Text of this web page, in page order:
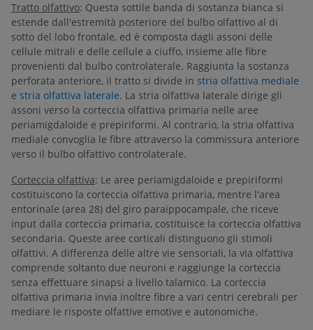
Tratto olfattivo: Questa sottile banda di sostanza bianca si
estende dall'estremità posteriore del bulbo olfattivo al di
sotto del lobo frontale, ed è composta dagli assoni delle
cellule mitrali e delle cellule a ciuffo, insieme alle fibre
provenienti dal bulbo controlaterale. Raggiunta la sostanza
perforata anteriore, il tratto si divide in stria olfattiva mediale
e stria olfattiva laterale. La stria olfattiva laterale dirige gli
assoni verso la corteccia olfattiva primaria nelle aree
periamigdaloide e prepiriformi. Al contrario, la stria olfattiva
mediale convoglia le fibre attraverso la commissura anteriore
verso il bulbo olfattivo controlaterale.
Corteccia olfattiva: Le aree periamigdaloide e prepiriformi
costituiscono la corteccia olfattiva primaria, mentre l'area
entorinalе (area 28) del giro paraippocampale, che riceve
input dalla corteccia primaria, costituisce la corteccia olfattiva
secondaria. Queste aree corticali distinguono gli stimoli
olfattivi. A differenza delle altre vie sensoriali, la via olfattiva
comprende soltanto due neuroni e raggiunge la corteccia
senza effettuare sinapsi a livello talamico. La corteccia
olfattiva primaria invia inoltre fibre a vari centri cerebrali per
mediare le risposte olfattive emotive e autonomiche.